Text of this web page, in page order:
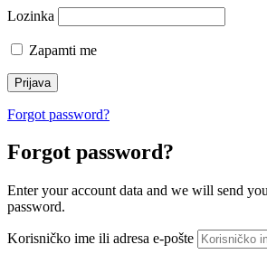
Lozinka
Zapamti me
Forgot password?
Forgot password?
Enter your account data and we will send
password.
Korisničko ime ili adresa e-pošte